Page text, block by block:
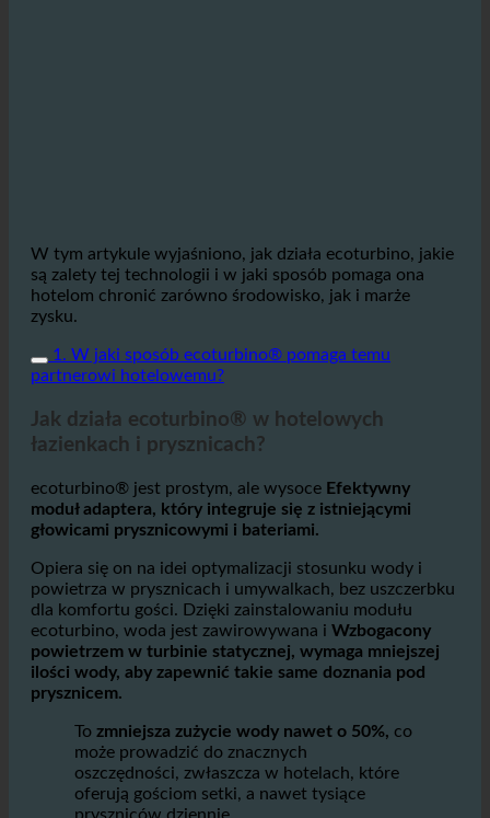
W tym artykule wyjaśniono, jak działa ecoturbino, jakie
są zalety tej technologii i w jaki sposób pomaga ona
hotelom chronić zarówno środowisko, jak i marże
zysku.
1. W jaki sposób ecoturbino® pomaga temu
partnerowi hotelowemu?
łazienkach i prysznicach?
ecoturbino® jest prostym, ale wysoce
moduł adaptera, który integruje się z istniejącymi
głowicami prysznicowymi i bateriami.
Opiera się on na idei optymalizacji stosunku wody i
powietrza w prysznicach i umywalkach, bez uszczerbku
dla komfortu gości. Dzięki zainstalowaniu modułu
ecoturbino, woda jest zawirowywana i
Wzbogacony
powietrzem w turbinie statycznej, wymaga mniejszej
ilości wody, aby zapewnić takie same doznania pod
prysznicem.
Tozmniejsza zużycie wody nawet o 50%,
może prowadzić do znacznych